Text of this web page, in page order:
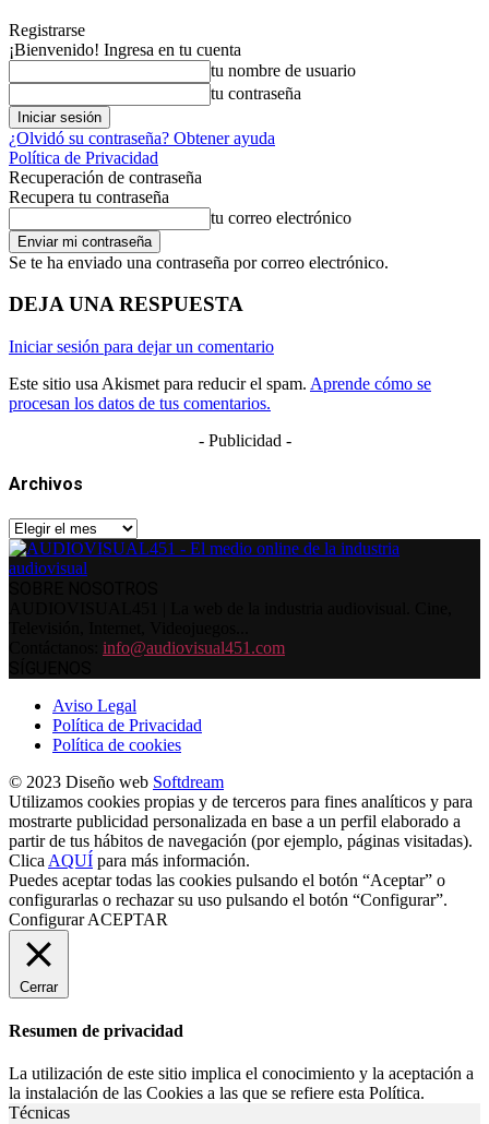
Registrarse
¡Bienvenido! Ingresa en tu cuenta
tu nombre de usuario
tu contraseña
¿Olvidó su contraseña? Obtener ayuda
Política de Privacidad
Recuperación de contraseña
Recupera tu contraseña
tu correo electrónico
Se te ha enviado una contraseña por correo electrónico.
DEJA UNA RESPUESTA
Iniciar sesión para dejar un comentario
Este sitio usa Akismet para reducir el spam. Aprende cómo se
procesan los datos de tus comentarios.
- Publicidad -
Archivos
Archivos
info@audiovisual451.com
Aviso Legal
Política de Privacidad
Política de cookies
© 2023 Diseño web Softdream
Utilizamos cookies propias y de terceros para fines analíticos y para
mostrarte publicidad personalizada en base a un perfil elaborado a
partir de tus hábitos de navegación (por ejemplo, páginas visitadas).
Clica AQUÍ para más información.
Puedes aceptar todas las cookies pulsando el botón “Aceptar” o
configurarlas o rechazar su uso pulsando el botón “Configurar”.
Configurar ACEPTAR
Cerrar
Resumen de privacidad
La utilización de este sitio implica el conocimiento y la aceptación a
la instalación de las Cookies a las que se refiere esta Política.
Técnicas